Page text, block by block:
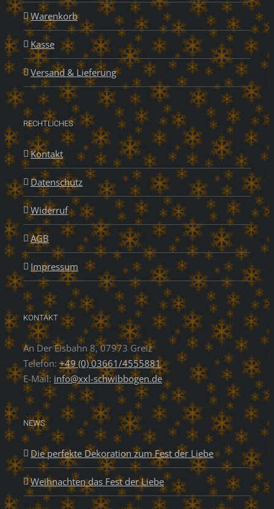
Warenkorb
Kasse
Versand & Lieferung
RECHTLICHES
Kontakt
Datenschutz
Widerruf
AGB
Impressum
KONTAKT
An Der Eisbahn 8, 07973 Greiz
Telefon: +49 (0) 03661/4555881
E-Mail: info@xxl-schwibbogen.de
NEWS
Die perfekte Dekoration zum Fest der Liebe
Weihnachten das Fest der Liebe